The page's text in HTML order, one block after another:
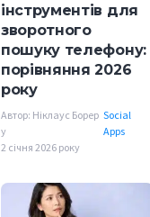
інструментів для
зворотного
пошуку телефону:
порівняння 2026
року
Автор: Ніклаус Борер
у
Social
Apps
2 січня 2026 року